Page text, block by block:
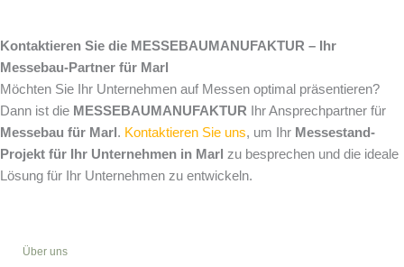
Kontaktieren Sie die MESSEBAUMANUFAKTUR – Ihr
Messebau-Partner für Marl
Möchten Sie Ihr Unternehmen auf Messen optimal präsentieren?
Dann ist die MESSEBAUMANUFAKTUR Ihr Ansprechpartner für
Messebau für Marl . Kontaktieren Sie uns, um Ihr Messestand-
Projekt für Ihr Unternehmen in Marl zu besprechen und die ideale
Lösung für Ihr Unternehmen zu entwickeln.
Über uns